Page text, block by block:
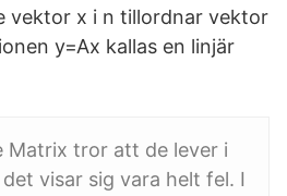
vektor x i n tillordnar vektor
y=Ax kallas en linjär
Matrix tror att de lever i
visar sig vara helt fel. I